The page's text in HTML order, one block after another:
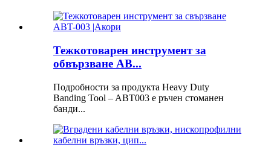
Тежкотоварен инструмент за
обвързване AB...
Подробности за продукта Heavy Duty
Banding Tool – ABT003 е ръчен стоманен
банди...